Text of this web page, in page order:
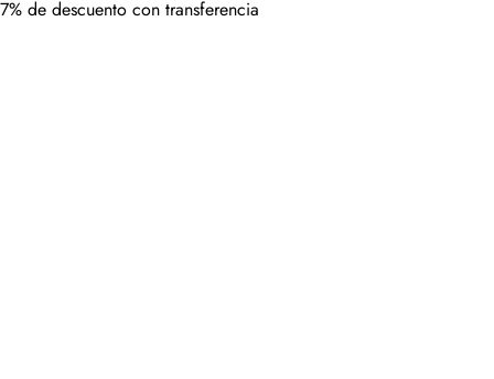
7% de descuento con transferencia